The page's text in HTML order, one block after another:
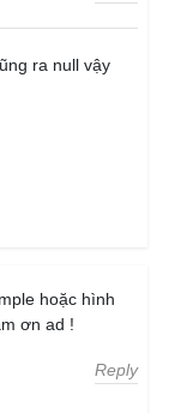
ra null vậy
hoặc hình
ơn ad !
Reply